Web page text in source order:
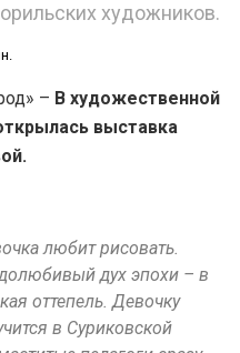
художников.
– В художественной
выставка
любит рисовать.
дух эпохи – в
оттепель. Девочку
в Суриковской